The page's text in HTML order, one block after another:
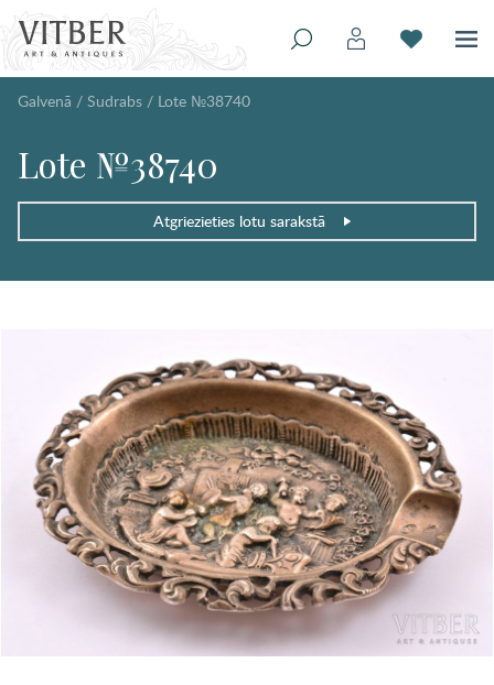
Galvenā / Sudrabs / Lote №38740
Lote №38740
Atgriezieties lotu sarakstā